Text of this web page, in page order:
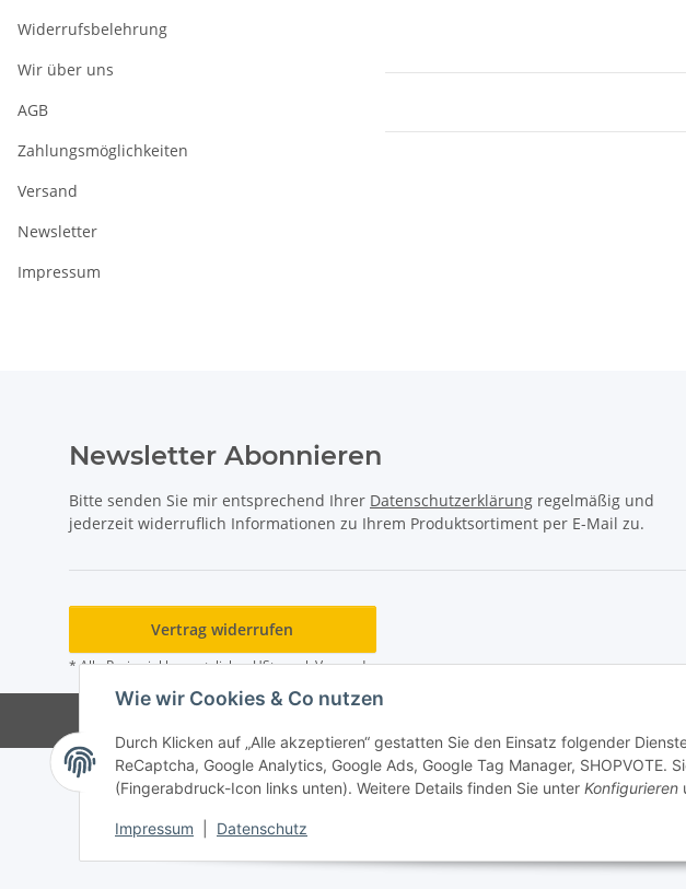
Wie wir Cookies & Co nutzen
Durch Klicken auf „Alle akzeptieren“ gestatten Sie den Einsatz folgender
ReCaptcha, Google Analytics, Google Ads, Google Tag Manager, SHOPVOTE.
(Fingerabdruck-Icon links unten). Weitere Details finden Sie unter Konfigurieren
Impressum Datenschutz
Widerrufsbelehrung
Wir über uns
AGB
Zahlungsmöglichkeiten
Versand
Newsletter
Impressum
Newsletter Abonnieren
Bitte senden Sie mir entsprechend Ihrer Datenschutzerklärung regelmäßig und
jederzeit widerruflich Informationen zu Ihrem Produktsortiment per E-Mail zu.
Vertrag widerrufen
* Alle Preise inkl. gesetzlicher USt., zzgl.Versand